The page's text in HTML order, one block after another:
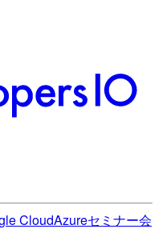
CloudAzureセミナー会